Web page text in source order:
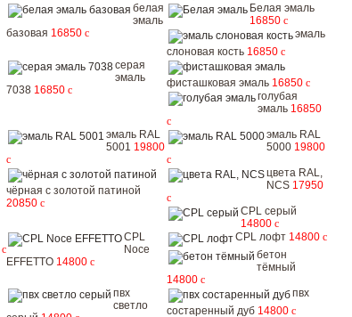
белая
эмаль
базовая 16850 c
Белая эмаль
16850 c
эмаль
слоновая кость 16850 c
серая
эмаль
7038 16850 c
фисташковая эмаль 16850 c
голубая
эмаль 16850
c
эмаль RAL
5001 19800
c
эмаль RAL
5000 19800
c
чёрная с золотой патиной
20850 c
цвета RAL,
NCS 17950
c
CPL серый
14800 c
c
CPL
Noce
EFFETTO 14800 c
CPL лофт 14800 c
бетон
тёмный
14800 c
пвх
светло
пвх
состаренный дуб 14800 c